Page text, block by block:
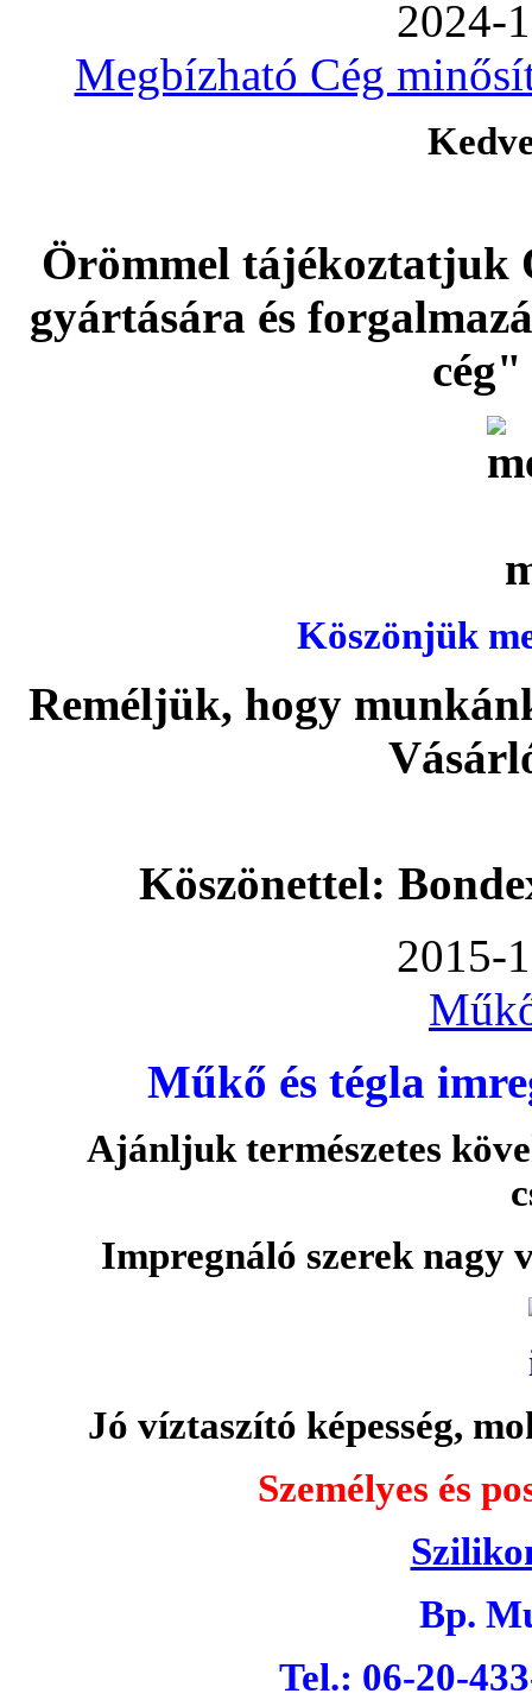
2024-
Megbízható Cég
Örömmel tájékoztatjuk
gyártására és
Köszönjük
Reméljük, hogy
Köszönettel:
2015-
Műkő és tégla
Ajánljuk természetes
Impregnáló szerek
Jó víztaszító képesség,
Személyes és
Bp.
Tel.: 06-20-